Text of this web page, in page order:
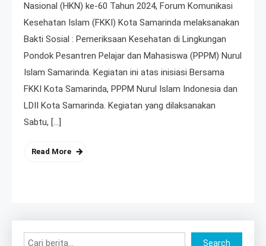
Nasional (HKN) ke-60 Tahun 2024, Forum Komunikasi
Kesehatan Islam (FKKI) Kota Samarinda melaksanakan
Bakti Sosial : Pemeriksaan Kesehatan di Lingkungan
Pondok Pesantren Pelajar dan Mahasiswa (PPPM) Nurul
Islam Samarinda. Kegiatan ini atas inisiasi Bersama
FKKI Kota Samarinda, PPPM Nurul Islam Indonesia dan
LDII Kota Samarinda. Kegiatan yang dilaksanakan
Sabtu, […]
Read More
Search Search